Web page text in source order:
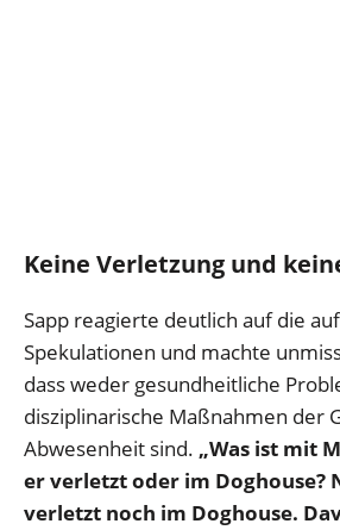
Keine Verletzung und
Sapp reagierte deutlich auf die
Spekulationen und machte
dass weder gesundheitliche
disziplinarische Maßnahmen der
Abwesenheit sind. „Was ist mit
er verletzt oder im Doghouse?
verletzt noch im Doghouse.